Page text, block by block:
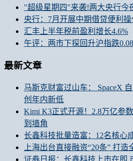
"超级星期四"来袭!两大央行今
央行：7月开展中期借贷便利操
汇丰上半年税前盈利增长4.6%
午评：两市下探回升沪指跌
最新文章
马斯克财富过山车： SpaceX
创年内新低
Kimi K3正式开源！2.8万亿参
到墙角
长鑫科技批量造富：12名核心
上海出台直接融资“20条” 打
证券日报：长鑫科技上市在即